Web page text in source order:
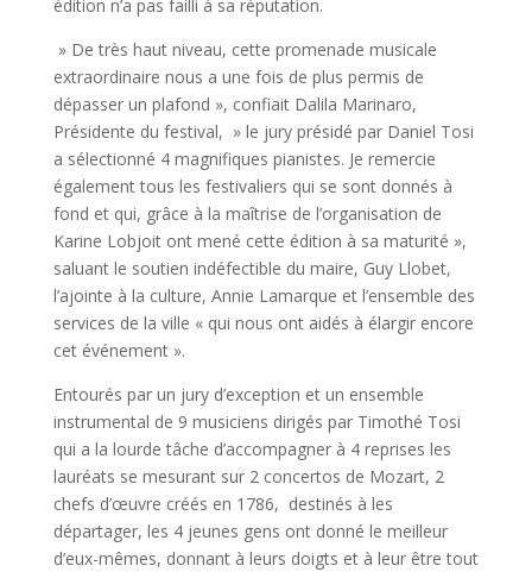
édition n’a pas failli à sa réputation.
» De très haut niveau, cette promenade musicale
extraordinaire nous a une fois de plus permis de
dépasser un plafond », confiait Dalila Marinaro,
Présidente du festival, » le jury présidé par Daniel Tosi
a sélectionné 4 magnifiques pianistes. Je remercie
également tous les festivaliers qui se sont donnés à
fond et qui, grâce à la maîtrise de l’organisation de
Karine Lobjoit ont mené cette édition à sa maturité »,
saluant le soutien indéfectible du maire, Guy Llobet,
l’ajointe à la culture, Annie Lamarque et l’ensemble des
services de la ville « qui nous ont aidés à élargir encore
cet événement ».
Entourés par un jury d’exception et un ensemble
instrumental de 9 musiciens dirigés par Timothé Tosi
qui a la lourde tâche d’accompagner à 4 reprises les
lauréats se mesurant sur 2 concertos de Mozart, 2
chefs d’œuvre créés en 1786, destinés à les
départager, les 4 jeunes gens ont donné le meilleur
d’eux-mêmes, donnant à leurs doigts et à leur être tout